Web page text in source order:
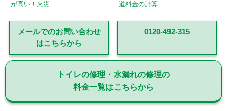
が高い！火災...
道料金の計算...
メールでのお問い合わせ
はこちらから
0120-492-315
トイレの修理・水漏れの修理の
料金一覧はこちらから